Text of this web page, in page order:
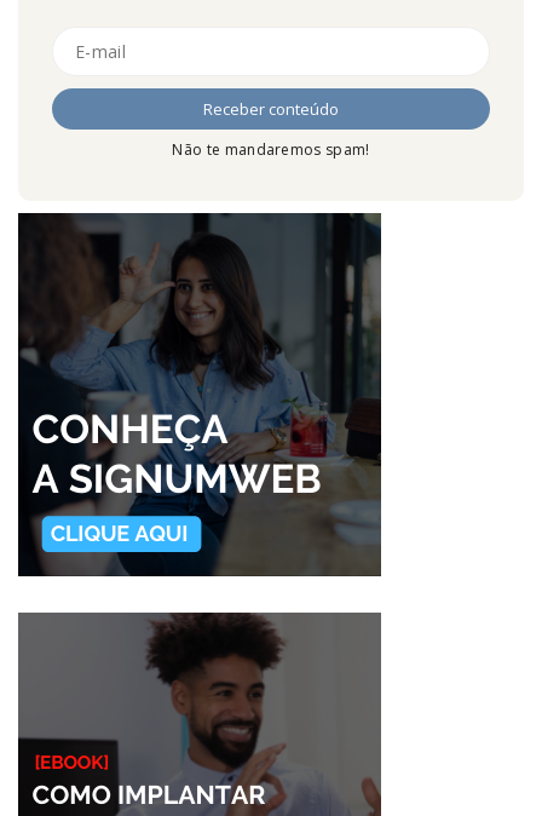
Não te mandaremos spam!